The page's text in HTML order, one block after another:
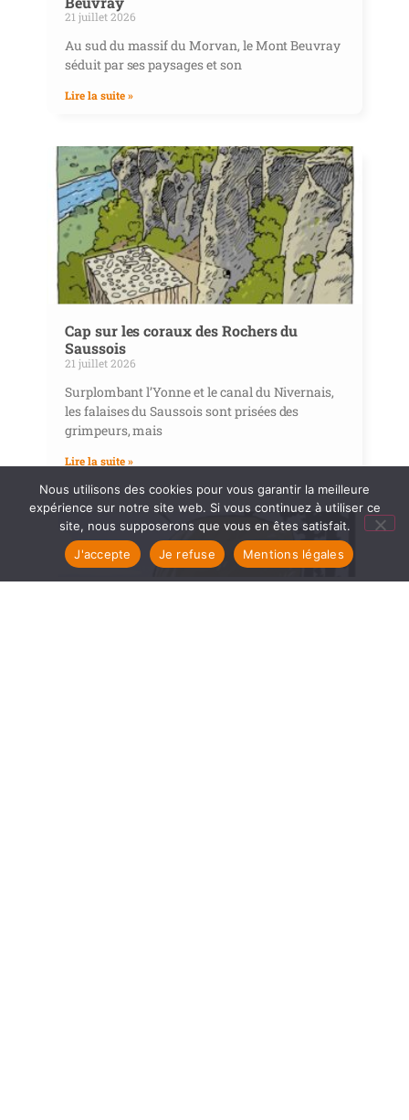
21 juillet 2026
Au sud du massif du Morvan, le Mont Beuvray
séduit par ses paysages et son
Lire la suite »
Cap sur les coraux des Rochers du
Saussois
21 juillet 2026
Surplombant l’Yonne et le canal du Nivernais,
les falaises du Saussois sont prisées des
grimpeurs, mais
Lire la suite »
Nous utilisons des cookies pour vous garantir la meilleure
expérience sur notre site web. Si vous continuez à utiliser ce
site, nous supposerons que vous en êtes satisfait.
J'accepte
Je refuse Mentions légales